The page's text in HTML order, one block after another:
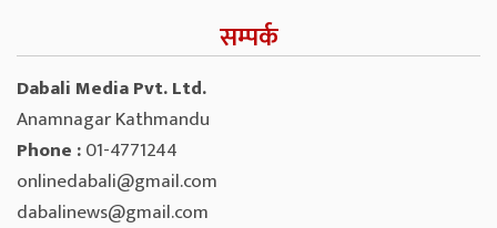
सम्पर्क
Dabali Media Pvt. Ltd.
Anamnagar Kathmandu
Phone :01-4771244
onlinedabali@gmail.com
dabalinews@gmail.com